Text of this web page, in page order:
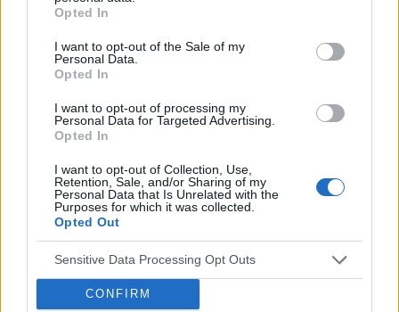
Opted In
I want to opt-out of the Sale of my
Personal Data.
Opted In
I want to opt-out of processing my
Personal Data for Targeted Advertising.
Opted In
I want to opt-out of Collection, Use,
Retention, Sale, and/or Sharing of my
Personal Data that Is Unrelated with the
Purposes for which it was collected.
Opted Out
Sensitive Data Processing Opt Outs
CONFIRM
POWIĄZANE
Tematy antykoncepcja metody antykoncepcyjne
tabletka antykoncepcyjna
wkładka wewnątrzmaciczna przerwatywa